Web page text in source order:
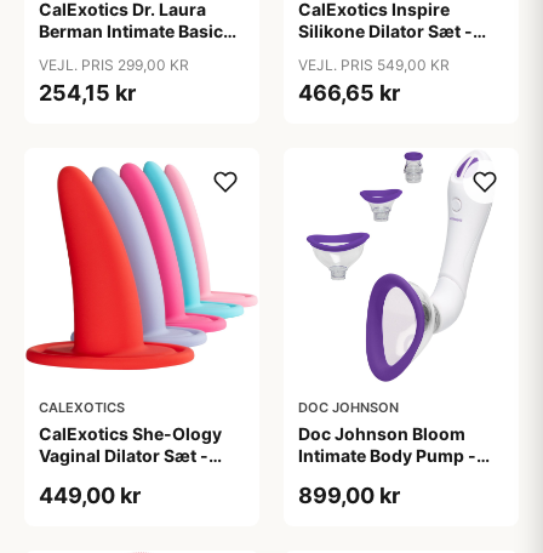
CalExotics Dr. Laura
Berman Intimate Basics
VEJL. PRIS 299,00 KR
254,15 kr
CalExotics Inspire
Silikone Dilator Sæt -
VEJL. PRIS 549,00 KR
466,65 kr
CALEXOTICS
CalExotics She-Ology
Vaginal Dilator Sæt -
449,00 kr
DOC JOHNSON
Doc Johnson Bloom
Intimate Body Pump -
899,00 kr